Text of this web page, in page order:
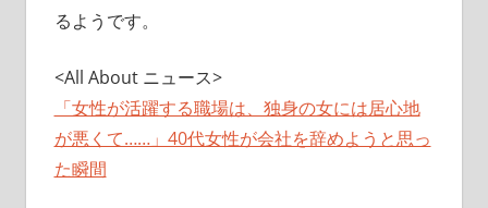
るようです。
<All About ニュース>
「女性が活躍する職場は、独身の女には居心地
が悪くて……」40代女性が会社を辞めようと思っ
た瞬間